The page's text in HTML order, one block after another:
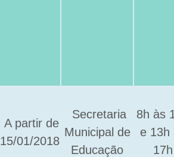
A partir de
15/01/2018
Secretaria
Municipal de
Educação
8h às
e 13h
17h